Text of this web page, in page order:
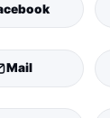
Mail